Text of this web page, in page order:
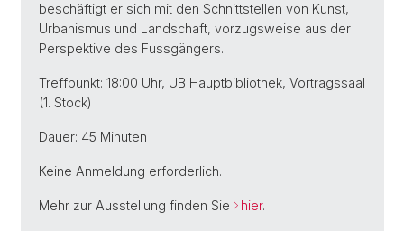
beschäftigt er sich mit den Schnittstellen von Kunst,
Urbanismus und Landschaft, vorzugsweise aus der
Perspektive des Fussgängers.
Treffpunkt: 18:00 Uhr, UB Hauptbibliothek, Vortragssaal
(1. Stock)
Dauer: 45 Minuten
Keine Anmeldung erforderlich.
Mehr zur Ausstellung finden Sie hier.